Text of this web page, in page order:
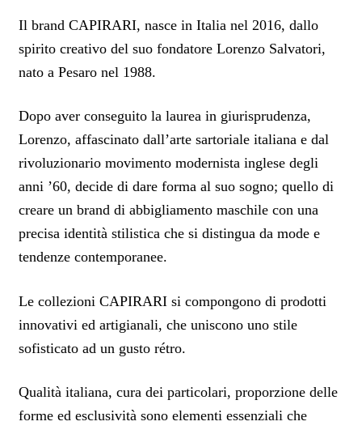
Il brand CAPIRARI, nasce in Italia nel 2016, dallo
spirito creativo del suo fondatore Lorenzo Salvatori,
nato a Pesaro nel 1988.
Dopo aver conseguito la laurea in giurisprudenza,
Lorenzo, affascinato dall’arte sartoriale italiana e dal
rivoluzionario movimento modernista inglese degli
anni ’60, decide di dare forma al suo sogno; quello di
creare un brand di abbigliamento maschile con una
precisa identità stilistica che si distingua da mode e
tendenze contemporanee.
Le collezioni CAPIRARI si compongono di prodotti
innovativi ed artigianali, che uniscono uno stile
sofisticato ad un gusto rétro.
Qualità italiana, cura dei particolari, proporzione delle
forme ed esclusività sono elementi essenziali che